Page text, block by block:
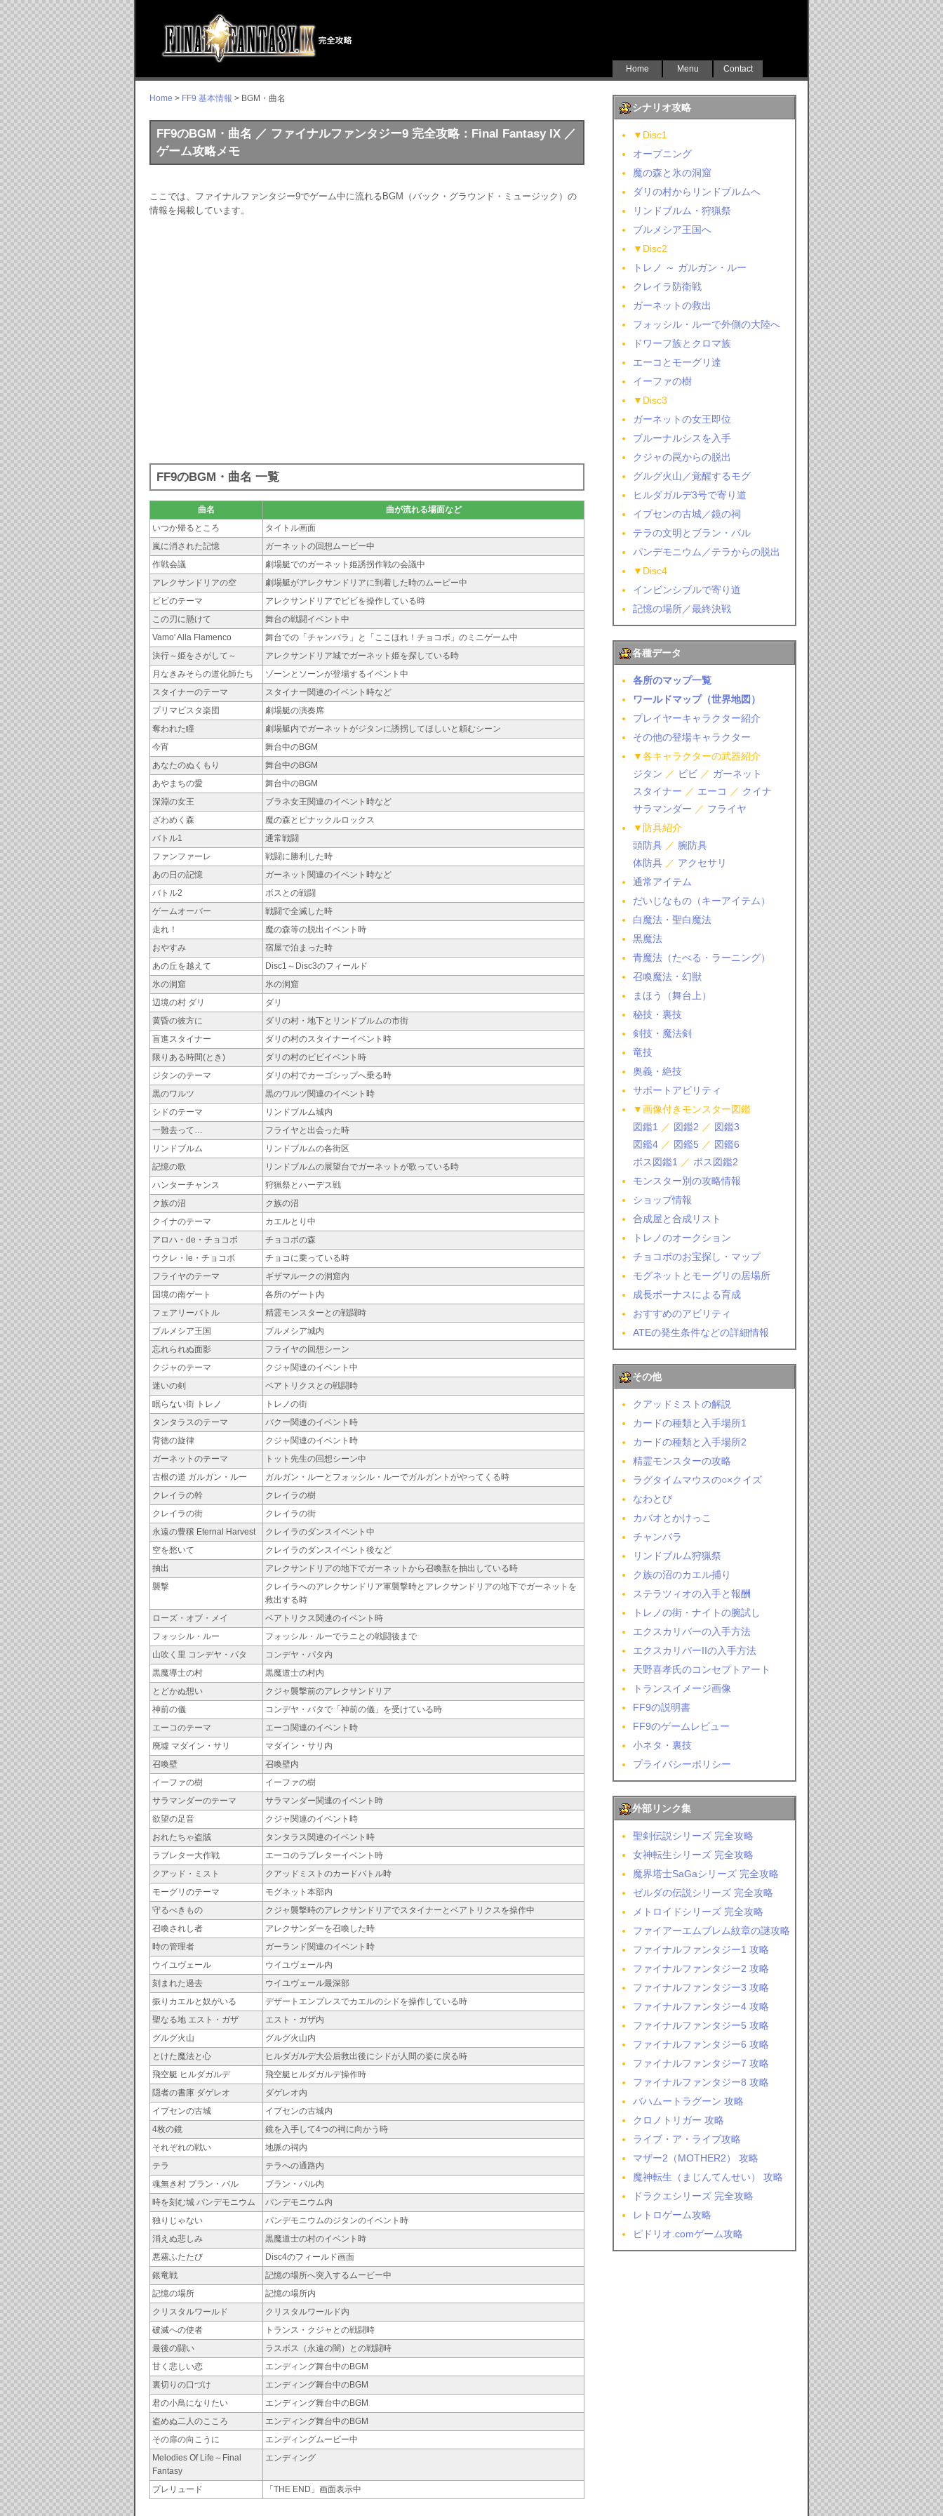
Home Menu Contact
Home > FF9 基本情報 > BGM・曲名
FF9のBGM・曲名 ／ ファイナルファンタジー9 完全攻略：Final Fantasy IX ／
ゲーム攻略メモ
ここでは、ファイナルファンタジー9でゲーム中に流れるBGM（バック・グラウンド・ミュージック）の
情報を掲載しています。
FF9のBGM・曲名 一覧
曲名
曲が流れる場面など
いつか帰るところ
タイトル画面
嵐に消された記憶
ガーネットの回想ムービー中
作戦会議
劇場艇でのガーネット姫誘拐作戦の会議中
アレクサンドリアの空
劇場艇がアレクサンドリアに到着した時のムービー中
ビビのテーマ
アレクサンドリアでビビを操作している時
この刃に懸けて
舞台の戦闘イベント中
Vamo' Alla Flamenco
舞台での「チャンバラ」と「ここほれ！チョコボ」のミニゲーム中
決行～姫をさがして～
アレクサンドリア城でガーネット姫を探している時
月なきみそらの道化師たち
ゾーンとソーンが登場するイベント中
スタイナーのテーマ
スタイナー関連のイベント時など
プリマビスタ楽団
劇場艇の演奏席
奪われた瞳
劇場艇内でガーネットがジタンに誘拐してほしいと頼むシーン
今宵
舞台中のBGM
あなたのぬくもり
舞台中のBGM
あやまちの愛
舞台中のBGM
深淵の女王
ブラネ女王関連のイベント時など
ざわめく森
魔の森とピナックルロックス
バトル1
通常戦闘
ファンファーレ
戦闘に勝利した時
あの日の記憶
ガーネット関連のイベント時など
バトル2
ボスとの戦闘
ゲームオーバー
戦闘で全滅した時
走れ！
魔の森等の脱出イベント時
おやすみ
宿屋で泊まった時
あの丘を越えて
Disc1～Disc3のフィールド
氷の洞窟
氷の洞窟
辺境の村 ダリ
ダリ
黄昏の彼方に
ダリの村・地下とリンドブルムの市街
盲進スタイナー
ダリの村のスタイナーイベント時
限りある時間(とき)
ダリの村のビビイベント時
ジタンのテーマ
ダリの村でカーゴシップへ乗る時
黒のワルツ
黒のワルツ関連のイベント時
シドのテーマ
リンドブルム城内
一難去って…
フライヤと出会った時
リンドブルム
リンドブルムの各街区
記憶の歌
リンドブルムの展望台でガーネットが歌っている時
ハンターチャンス
狩猟祭とハーデス戦
ク族の沼
ク族の沼
クイナのテーマ
カエルとり中
アロハ・de・チョコボ
チョコボの森
ウクレ・le・チョコボ
チョコに乗っている時
フライヤのテーマ
ギザマルークの洞窟内
国境の南ゲート
各所のゲート内
フェアリーバトル
精霊モンスターとの戦闘時
ブルメシア王国
ブルメシア城内
忘れられぬ面影
フライヤの回想シーン
クジャのテーマ
クジャ関連のイベント中
迷いの剣
ベアトリクスとの戦闘時
眠らない街 トレノ
トレノの街
タンタラスのテーマ
バクー関連のイベント時
背徳の旋律
クジャ関連のイベント時
ガーネットのテーマ
トット先生の回想シーン中
古根の道 ガルガン・ルー
ガルガン・ルーとフォッシル・ルーでガルガントがやってくる時
クレイラの幹
クレイラの樹
クレイラの街
クレイラの街
永遠の豊穣 Eternal Harvest
クレイラのダンスイベント中
空を愁いて
クレイラのダンスイベント後など
抽出
アレクサンドリアの地下でガーネットから召喚獣を抽出している時
襲撃
クレイラへのアレクサンドリア軍襲撃時とアレクサンドリアの地下でガーネットを
救出する時
ローズ・オブ・メイ
ベアトリクス関連のイベント時
フォッシル・ルー
フォッシル・ルーでラニとの戦闘後まで
山吹く里 コンデヤ・パタ
コンデヤ・パタ内
黒魔導士の村
黒魔道士の村内
とどかぬ想い
クジャ襲撃前のアレクサンドリア
神前の儀
コンデヤ・パタで「神前の儀」を受けている時
エーコのテーマ
エーコ関連のイベント時
廃墟 マダイン・サリ
マダイン・サリ内
召喚壁
召喚壁内
イーファの樹
イーファの樹
サラマンダーのテーマ
サラマンダー関連のイベント時
欲望の足音
クジャ関連のイベント時
おれたちゃ盗賊
タンタラス関連のイベント時
ラブレター大作戦
エーコのラブレターイベント時
クアッド・ミスト
クアッドミストのカードバトル時
モーグリのテーマ
モグネット本部内
守るべきもの
クジャ襲撃時のアレクサンドリアでスタイナーとベアトリクスを操作中
召喚されし者
アレクサンダーを召喚した時
時の管理者
ガーランド関連のイベント時
ウイユヴェール
ウイユヴェール内
刻まれた過去
ウイユヴェール最深部
振りカエルと奴がいる
デザートエンプレスでカエルのシドを操作している時
聖なる地 エスト・ガザ
エスト・ガザ内
グルグ火山
グルグ火山内
とけた魔法と心
ヒルダガルデ大公后救出後にシドが人間の姿に戻る時
飛空艇 ヒルダガルデ
飛空艇ヒルダガルデ操作時
隠者の書庫 ダゲレオ
ダゲレオ内
イプセンの古城
イプセンの古城内
4枚の鏡
鏡を入手して4つの祠に向かう時
それぞれの戦い
地脈の祠内
テラ
テラへの通路内
魂無き村 ブラン・バル
ブラン・バル内
時を刻む城 パンデモニウム
パンデモニウム内
独りじゃない
パンデモニウムのジタンのイベント時
消えぬ悲しみ
黒魔道士の村のイベント時
悪霧ふたたび
Disc4のフィールド画面
銀竜戦
記憶の場所へ突入するムービー中
記憶の場所
記憶の場所内
クリスタルワールド
クリスタルワールド内
破滅への使者
トランス・クジャとの戦闘時
最後の闘い
ラスボス（永遠の闇）との戦闘時
甘く悲しい恋
エンディング舞台中のBGM
裏切りの口づけ
エンディング舞台中のBGM
君の小鳥になりたい
エンディング舞台中のBGM
盗めぬ二人のこころ
エンディング舞台中のBGM
その扉の向こうに
エンディングムービー中
Melodies Of Life～Final
Fantasy
エンディング
プレリュード 「THE END」画面表示中
シナリオ攻略
▼Disc1
オープニング
魔の森と氷の洞窟
ダリの村からリンドブルムへ
リンドブルム・狩猟祭
ブルメシア王国へ
▼Disc2
トレノ ～ ガルガン・ルー
クレイラ防衛戦
ガーネットの救出
フォッシル・ルーで外側の大陸へ
ドワーフ族とクロマ族
エーコとモーグリ達
イーファの樹
▼Disc3
ガーネットの女王即位
ブルーナルシスを入手
クジャの罠からの脱出
グルグ火山／覚醒するモグ
ヒルダガルデ3号で寄り道
イプセンの古城／鏡の祠
テラの文明とブラン・バル
パンデモニウム／テラからの脱出
▼Disc4
インビンシブルで寄り道
記憶の場所／最終決戦
各種データ
各所のマップ一覧
ワールドマップ（世界地図）
プレイヤーキャラクター紹介
その他の登場キャラクター
▼各キャラクターの武器紹介
ジタン ／ ビビ ／ ガーネット
スタイナー ／ エーコ ／ クイナ
サラマンダー ／ フライヤ
▼防具紹介
頭防具 ／ 腕防具
体防具 ／ アクセサリ
通常アイテム
だいじなもの（キーアイテム）
白魔法・聖白魔法
黒魔法
青魔法（たべる・ラーニング）
召喚魔法・幻獣
まほう（舞台上）
秘技・裏技
剣技・魔法剣
竜技
奥義・絶技
サポートアビリティ
▼画像付きモンスター図鑑
図鑑1
／ 図鑑2 ／ 図鑑3
図鑑4 ／ 図鑑5 ／ 図鑑6
ボス図鑑1
／ ボス図鑑2
モンスター別の攻略情報
ショップ情報
合成屋と合成リスト
トレノのオークション
チョコボのお宝探し・マップ
モグネットとモーグリの居場所
成長ボーナスによる育成
おすすめのアビリティ
ATEの発生条件などの詳細情報
その他
クアッドミストの解説
カードの種類と入手場所1
カードの種類と入手場所2
精霊モンスターの攻略
ラグタイムマウスの○×クイズ
なわとび
カバオとかけっこ
チャンバラ
リンドブルム狩猟祭
ク族の沼のカエル捕り
ステラツィオの入手と報酬
トレノの街・ナイトの腕試し
エクスカリバーの入手方法
エクスカリバーIIの入手方法
天野喜孝氏のコンセプトアート
トランスイメージ画像
FF9の説明書
FF9のゲームレビュー
小ネタ・裏技
プライバシーポリシー
外部リンク集
聖剣伝説シリーズ 完全攻略
女神転生シリーズ 完全攻略
魔界塔士SaGaシリーズ 完全攻略
ゼルダの伝説シリーズ 完全攻略
メトロイドシリーズ 完全攻略
ファイアーエムブレム紋章の謎攻略
ファイナルファンタジー1 攻略
ファイナルファンタジー2 攻略
ファイナルファンタジー3 攻略
ファイナルファンタジー4 攻略
ファイナルファンタジー5 攻略
ファイナルファンタジー6 攻略
ファイナルファンタジー7 攻略
ファイナルファンタジー8 攻略
バハムートラグーン 攻略
クロノトリガー 攻略
ライブ・ア・ライブ攻略
マザー2（MOTHER2） 攻略
魔神転生（まじんてんせい） 攻略
ドラクエシリーズ 完全攻略
レトロゲーム攻略
ピドリオ.comゲーム攻略